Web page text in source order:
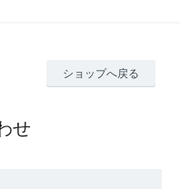
ショップへ戻る
せ